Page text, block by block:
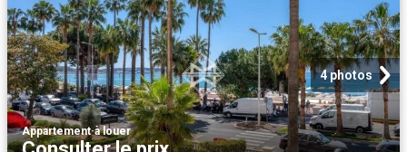
4 photos
Appartement·à louer